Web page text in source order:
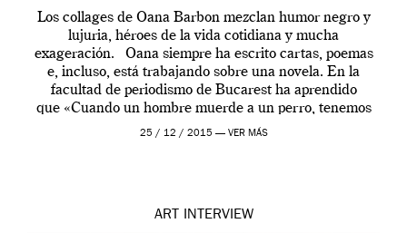
Los collages de Oana Barbon mezclan humor negro y
lujuria, héroes de la vida cotidiana y mucha
exageración. Oana siempre ha escrito cartas, poemas
e, incluso, está trabajando sobre una novela. En la
facultad de periodismo de Bucarest ha aprendido
que «Cuando un hombre muerde a un perro, tenemos
una historia». Del mismo modo, cualquier […]
25 / 12 / 2015 — VER MÁS
ART INTERVIEW